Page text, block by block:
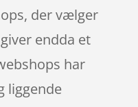
der vælger
endda et
har
liggende